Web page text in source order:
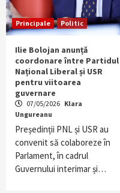
Principale Politic
Ilie Bolojan anunță
coordonare între Partidul
Național Liberal și USR
pentru viitoarea
guvernare
07/05/2026 Klara
Ungureanu
Președinții PNL și USR au
convenit să colaboreze în
Parlament, în cadrul
Guvernului interimar și…